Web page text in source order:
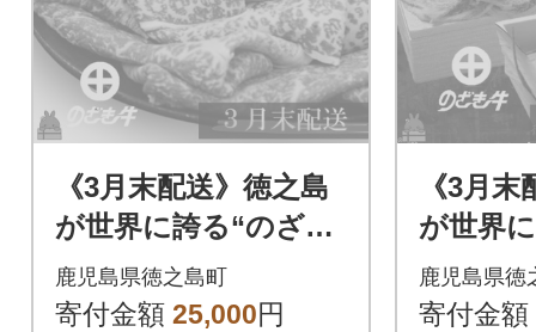
《3月末配送》徳之島
が世界に誇る“のざき
牛”モモすき焼きギフ
ト
鹿児島県徳之島町
寄付金額 25,000円
《3月
が世界
牛”ロー
フト
鹿児島県徳
寄付金額